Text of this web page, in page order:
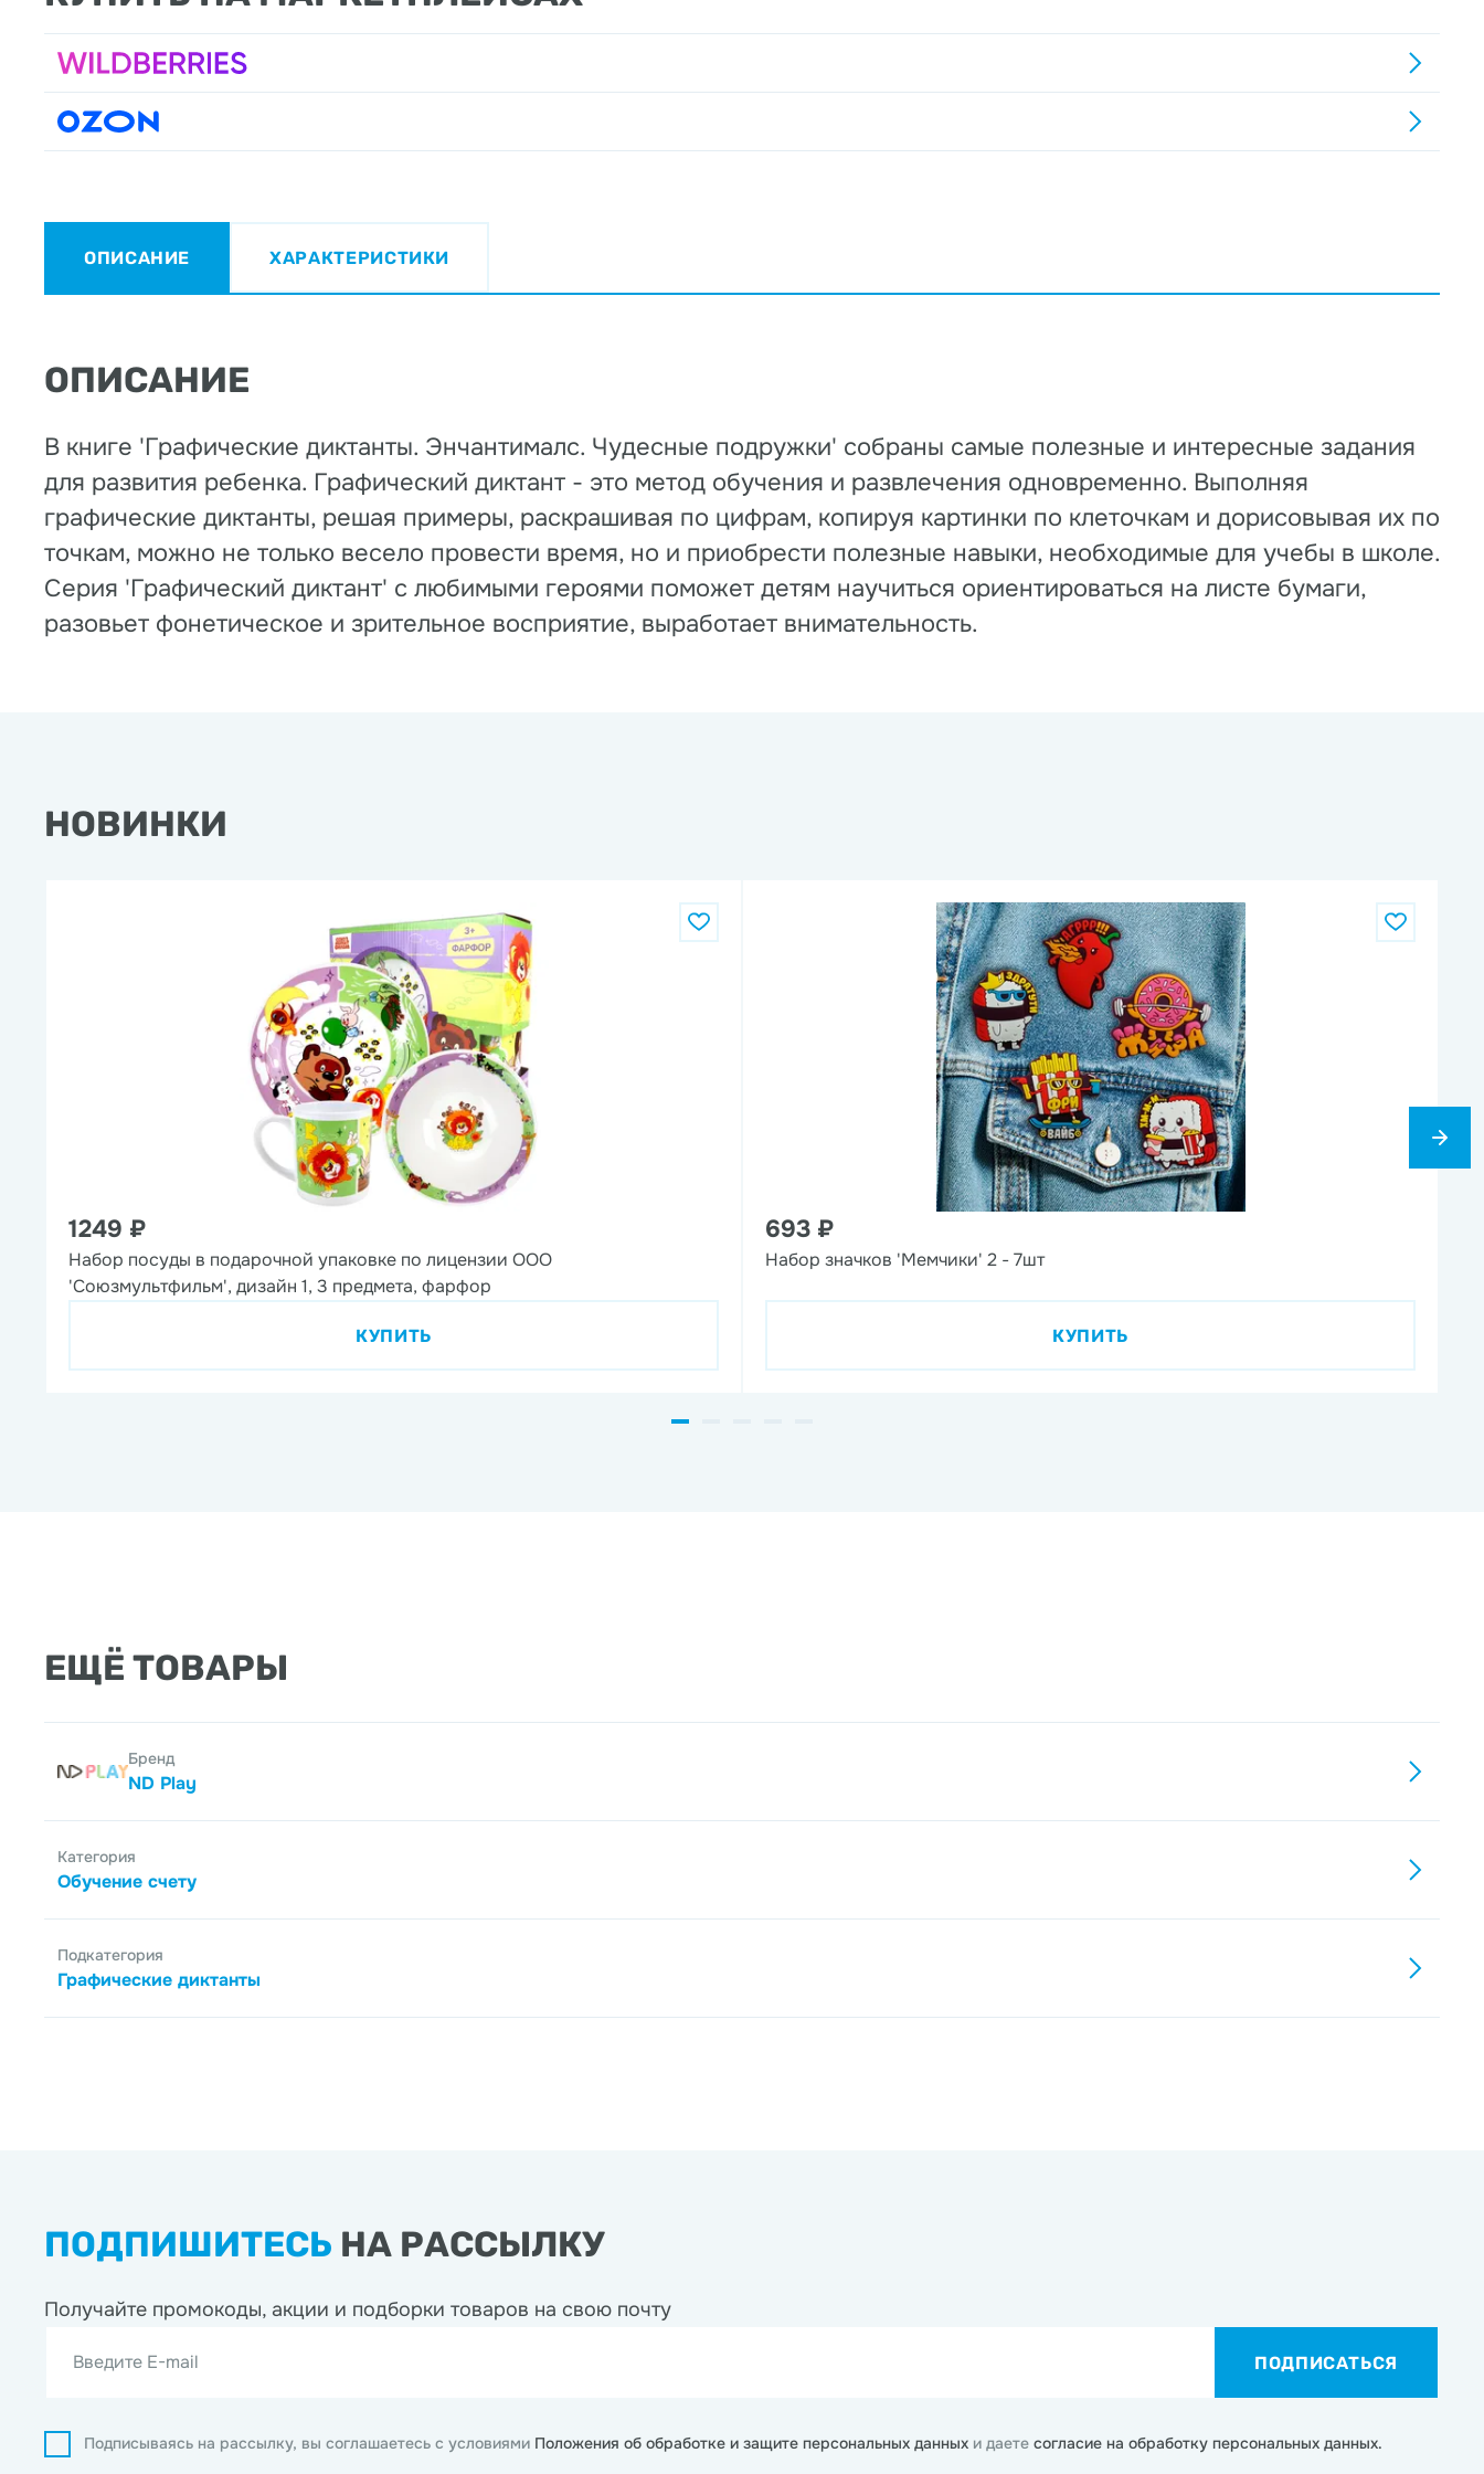
ОПИСАНИЕ ХАРАКТЕРИСТИКИ
ОПИСАНИЕ
В книге 'Графические диктанты. Энчантималс. Чудесные подружки' собраны самые полезные и интересные задания
для развития ребенка. Графический диктант - это метод обучения и развлечения одновременно. Выполняя
графические диктанты, решая примеры, раскрашивая по цифрам, копируя картинки по клеточкам и дорисовывая их по
точкам, можно не только весело провести время, но и приобрести полезные навыки, необходимые для учебы в школе.
Серия 'Графический диктант' с любимыми героями поможет детям научиться ориентироваться на листе бумаги,
разовьет фонетическое и зрительное восприятие, выработает внимательность.
НОВИНКИ
1249 ₽
Набор посуды в подарочной упаковке по лицензии ООО
'Союзмультфильм', дизайн 1, 3 предмета, фарфор
КУПИТЬ
693 ₽
Набор значков 'Мемчики' 2 - 7шт
КУПИТЬ
ЕЩЁ ТОВАРЫ
Бренд
ND Play
Категория
Обучение счету
Подкатегория
Графические диктанты
ПОДПИШИТЕСЬ НА РАССЫЛКУ
Получайте промокоды, акции и подборки товаров на свою почту
Введите E-mail ПОДПИСАТЬСЯ
Подписываясь на рассылку, вы соглашаетесь с условиями Положения об обработке и защите персональных данных и даете согласие на обработку персональных данных.